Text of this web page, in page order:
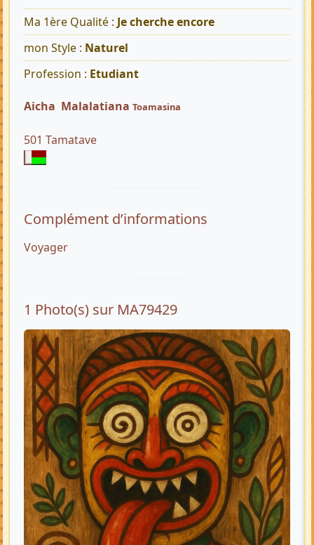
Ma 1ère Qualité : Je cherche encore
mon Style : Naturel
Profession : Etudiant
Aicha Malalatiana Toamasina
501 Tamatave
Complément d’informations
Voyager
1 Photo(s) sur MA79429